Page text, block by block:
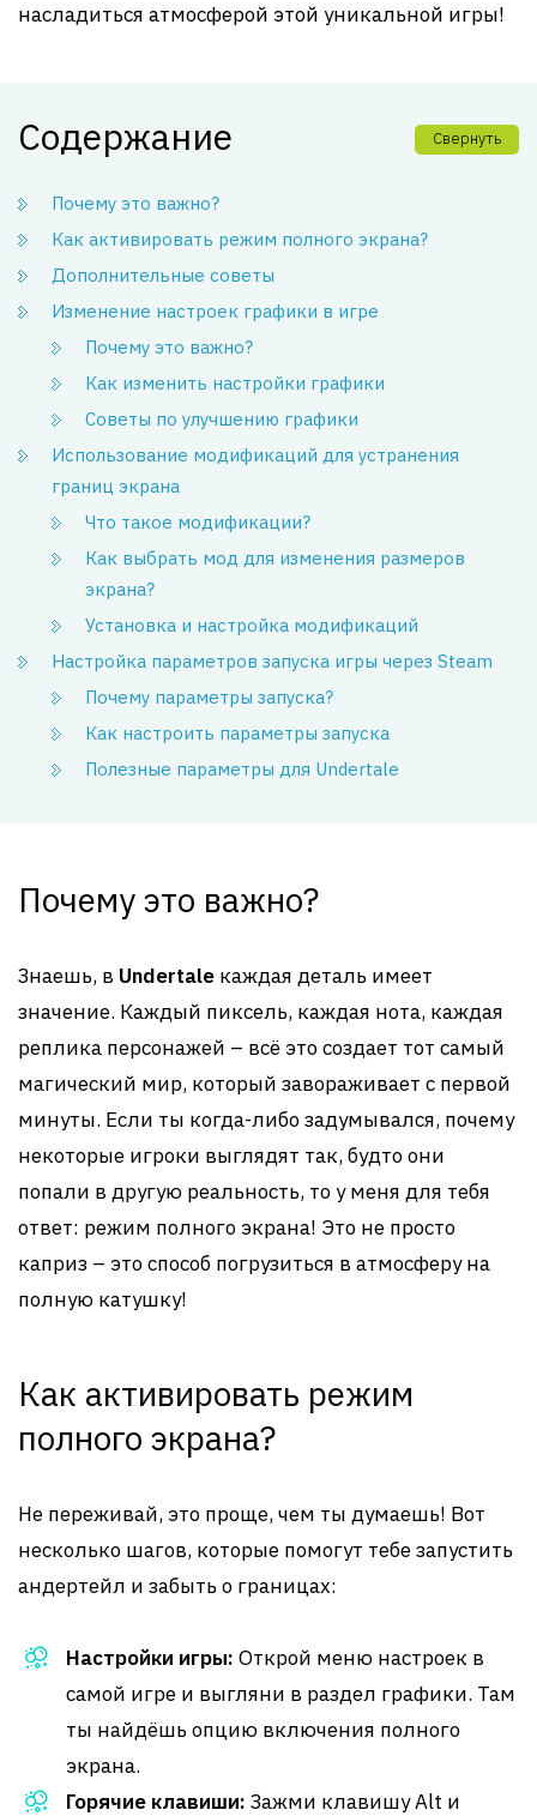
насладиться атмосферой этой уникальной игры!
Содержание Свернуть
Почему это важно?
Как активировать режим полного экрана?
Дополнительные советы
Изменение настроек графики в игре
Почему это важно?
Как изменить настройки графики
Советы по улучшению графики
Использование модификаций для устранения
границ экрана
Что такое модификации?
Как выбрать мод для изменения размеров
экрана?
Установка и настройка модификаций
Настройка параметров запуска игры через Steam
Почему параметры запуска?
Как настроить параметры запуска
Полезные параметры для Undertale
Почему это важно?
Знаешь, в Undertale каждая деталь имеет
значение. Каждый пиксель, каждая нота, каждая
реплика персонажей – всё это создает тот самый
магический мир, который завораживает с первой
минуты. Если ты когда-либо задумывался, почему
некоторые игроки выглядят так, будто они
попали в другую реальность, то у меня для тебя
ответ: режим полного экрана! Это не просто
каприз – это способ погрузиться в атмосферу на
полную катушку!
Как активировать режим
полного экрана?
Не переживай, это проще, чем ты думаешь! Вот
несколько шагов, которые помогут тебе запустить
андертейл и забыть о границах:
Настройки игры: Открой меню настроек в
самой игре и выгляни в раздел графики. Там
ты найдёшь опцию включения полного
экрана.
Горячие клавиши: Зажми клавишу Alt и